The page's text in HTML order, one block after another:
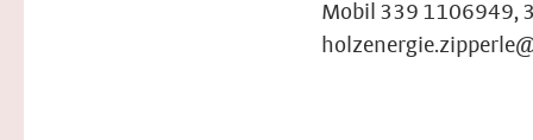
Mobil 339 1106949,